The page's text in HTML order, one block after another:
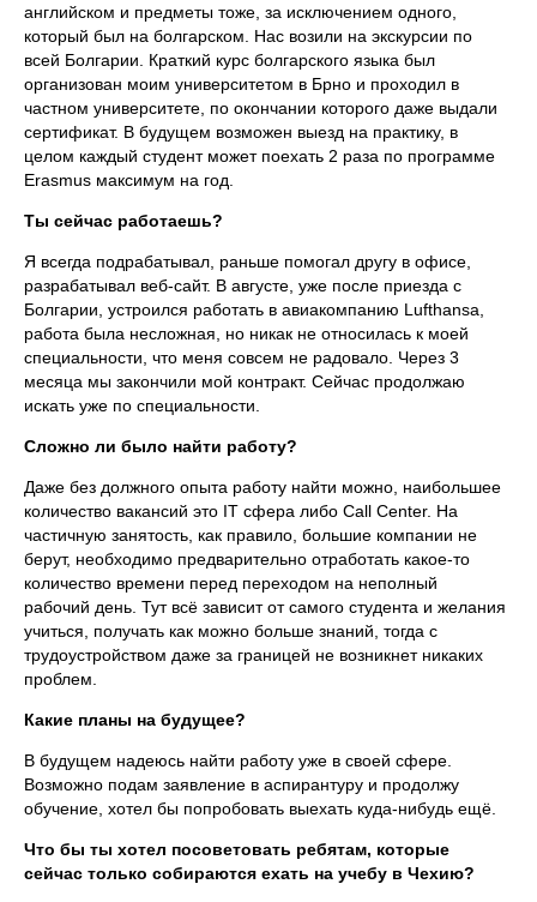
английском и предметы тоже, за исключением одного,
который был на болгарском. Нас возили на экскурсии по
всей Болгарии. Краткий курс болгарского языка был
организован моим университетом в Брно и проходил в
частном университете, по окончании которого даже выдали
сертификат. В будущем возможен выезд на практику, в
целом каждый студент может поехать 2 раза по программе
Erasmus максимум на год.
Ты сейчас работаешь?
Я всегда подрабатывал, раньше помогал другу в офисе,
разрабатывал веб-сайт. В августе, уже после приезда с
Болгарии, устроился работать в авиакомпанию Lufthansa,
работа была несложная, но никак не относилась к моей
специальности, что меня совсем не радовало. Через 3
месяца мы закончили мой контракт. Сейчас продолжаю
искать уже по специальности.
Сложно ли было найти работу?
Даже без должного опыта работу найти можно, наибольшее
количество вакансий это IT сфера либо Call Center. На
частичную занятость, как правило, большие компании не
берут, необходимо предварительно отработать какое-то
количество времени перед переходом на неполный
рабочий день. Тут всё зависит от самого студента и желания
учиться, получать как можно больше знаний, тогда с
трудоустройством даже за границей не возникнет никаких
проблем.
Какие планы на будущее?
В будущем надеюсь найти работу уже в своей сфере.
Возможно подам заявление в аспирантуру и продолжу
обучение, хотел бы попробовать выехать куда-нибудь ещё.
Что бы ты хотел посоветовать ребятам, которые
сейчас только собираются ехать на учебу в Чехию?